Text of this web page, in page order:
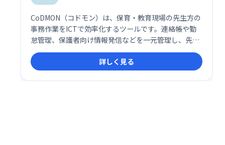
CoDMON（コドモン）は、保育・教育現場の先生方の
事務作業をICTで効率化するツールです。連絡帳や勤
怠管理、保護者向け情報発信などを一元管理し、先生
方の働き方改革と保育・教育の質向上を支援します。
業務の省力化により、先生は子どもたちとの時間によ
り集中できます。
詳しく見る